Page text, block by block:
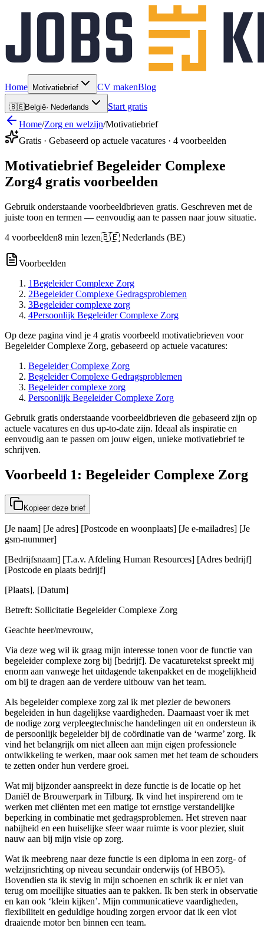
Home Motivatiebrief CV makenBlog
🇧🇪België· Nederlands
Start gratis
Home/Zorg en welzijn/Motivatiebrief
Gratis · Gebaseerd op actuele vacatures · 4 voorbeelden
Motivatiebrief Begeleider Complexe
Zorg4 gratis voorbeelden
Gebruik onderstaande voorbeeldbrieven gratis. Geschreven met de
juiste toon en termen — eenvoudig aan te passen naar jouw situatie.
4 voorbeelden8 min lezen🇧🇪 Nederlands (BE)
Voorbeelden
1Begeleider Complexe Zorg
2Begeleider Complexe Gedragsproblemen
3Begeleider complexe zorg
4Persoonlijk Begeleider Complexe Zorg
Op deze pagina vind je 4 gratis voorbeeld motivatiebrieven voor
Begeleider Complexe Zorg, gebaseerd op actuele vacatures:
Begeleider Complexe Zorg
Begeleider Complexe Gedragsproblemen
Begeleider complexe zorg
Persoonlijk Begeleider Complexe Zorg
Gebruik gratis onderstaande voorbeeldbrieven die gebaseerd zijn op
actuele vacatures en dus up-to-date zijn. Ideaal als inspiratie en
eenvoudig aan te passen om jouw eigen, unieke motivatiebrief te
schrijven.
Voorbeeld 1: Begeleider Complexe Zorg
Kopieer deze brief
[Je naam] [Je adres] [Postcode en woonplaats] [Je e-mailadres] [Je
gsm-nummer]
[Bedrijfsnaam] [T.a.v. Afdeling Human Resources] [Adres bedrijf]
[Postcode en plaats bedrijf]
[Plaats], [Datum]
Betreft: Sollicitatie Begeleider Complexe Zorg
Geachte heer/mevrouw,
Via deze weg wil ik graag mijn interesse tonen voor de functie van
begeleider complexe zorg bij [bedrijf]. De vacaturetekst spreekt mij
enorm aan vanwege het uitdagende takenpakket en de mogelijkheid
om bij te dragen aan de verdere uitbouw van het team.
Als begeleider complexe zorg zal ik met plezier de bewoners
begeleiden in hun dagelijkse vaardigheden. Daarnaast voer ik met
de nodige zorg verpleegtechnische handelingen uit en ondersteun ik
de persoonlijk begeleider bij de coördinatie van de ‘warme’ zorg. Ik
vind het belangrijk om niet alleen aan mijn eigen professionele
ontwikkeling te werken, maar ook samen met het team de schouders
te zetten onder hun verdere groei.
Wat mij bijzonder aanspreekt in deze functie is de locatie op het
Daniël de Brouwerpark in Tilburg. Ik vind het inspirerend om te
werken met cliënten met een matige tot ernstige verstandelijke
beperking in combinatie met gedragsproblemen. Het streven naar
nabijheid en een huiselijke sfeer waar ruimte is voor plezier, sluit
nauw aan bij mijn visie op zorg.
Wat ik meebreng naar deze functie is een diploma in een zorg- of
welzijnsrichting op niveau secundair onderwijs (of HBO5).
Bovendien sta ik stevig in mijn schoenen en schrik ik er niet van
terug om moeilijke situaties aan te pakken. Ik ben sterk in observatie
en kan ook ‘klein kijken’. Mijn communicatieve vaardigheden,
flexibiliteit en geduldige houding zorgen ervoor dat ik een vlot
draaiende motor ben binnen een team.